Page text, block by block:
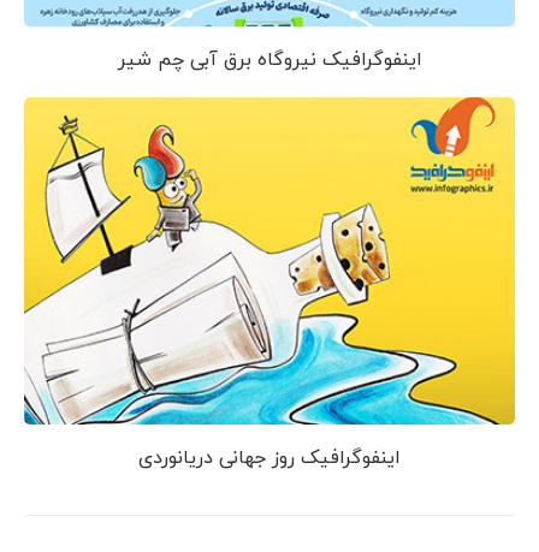
اینفوگرافیک نیروگاه برق آبی چم شیر
اینفوگرافیک روز جهانی دریانوردی